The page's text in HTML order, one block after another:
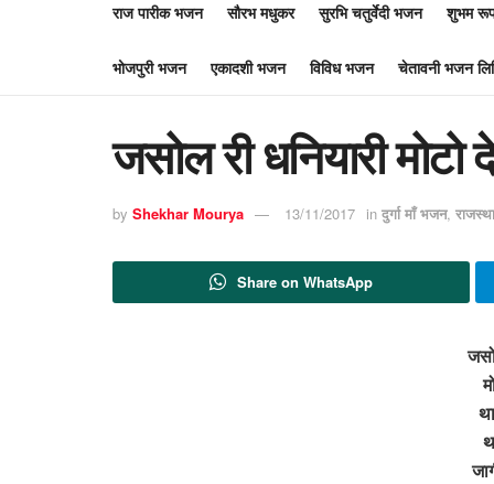
राज पारीक भजन सौरभ मधुकर सुरभि चतुर्वेदी भजन शुभम
भोजपुरी भजन एकादशी भजन विविध भजन चेतावनी भजन
जसोल री धनियारी
by Shekhar Mourya 13/11/2017 in दुर्गा माँ भजन,
Share on WhatsApp